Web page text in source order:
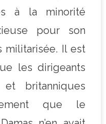
à la minorité
pour son
militarisée. Il est
les dirigeants
et britanniques
que le